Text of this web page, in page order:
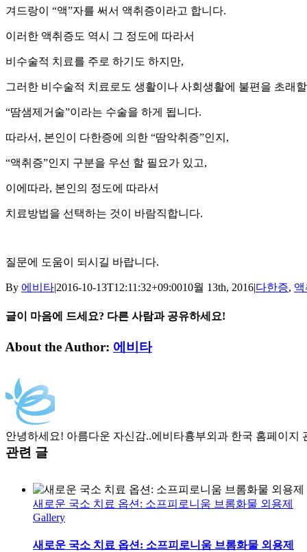
겨드랑이 “액”자를 써서 액취증이라고 합니다.
이러한 액취증도 역시 그 정도에 따라서
비수술적 치료를 주로 하기도 하지만,
그러한 비수술적 치료로도 생활이나 사회생활에 불편을 초래
“땀샘제거술”이라는 수술을 하게 됩니다.
따라서, 본인이 다한증에 의한 “땀악취증”인지,
“액취증”인지 구분을 우선 할 필요가 있고,
이에따라, 본인의 정도에 따라서
치료방법을 선택하는 것이 바람직합니다.
질문에 도움이 되시길 바랍니다.
By 에비타|2016-10-13T12:11:32+09:0010월 13th, 2016|다한증,
글이 마음에 드세요? 다른 사람과 공유하세요!
Facebook
Twitter
LinkedIn
Tumblr
Pinterest
이
About the Author: 에비타
안녕하세요! 아름다운 자신감..에비타흉부외과 한국 홈페이지
관련 글
새로운 국소 치료 옵션: 소프피로니움 브롬화물 외용제
Gallery
새로운 국소 치료 옵션: 소프피로니움 브롬화물 외용제